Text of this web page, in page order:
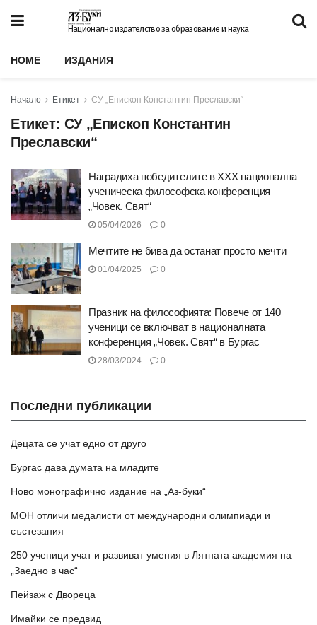
Национално издателство за образование и наука
HOME ИЗДАНИЯ
Начало Етикет СУ „Епископ Константин Преславски“
Етикет: СУ „Епископ Константин
Преславски“
Наградиха победителите в XXX национална
ученическа философска конференция
„Човек. Свят“
05/04/2026 0
Мечтите не бива да останат просто мечти
01/04/2025 0
Празник на философията: Повече от 140
ученици се включват в националната
конференция „Човек. Свят“ в Бургас
28/03/2024 0
Последни публикации
Децата се учат едно от друго
Бургас дава думата на младите
Ново монографично издание на „Аз-буки“
МОН отличи медалисти от международни олимпиади и
състезания
250 ученици учат и развиват умения в Лятната академия на
„Заедно в час“
Пейзаж с Двореца
Имайки се предвид